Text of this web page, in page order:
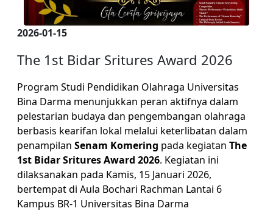
2026-01-15
The 1st Bidar Sritures Award 2026
Program Studi Pendidikan Olahraga Universitas
Bina Darma menunjukkan peran aktifnya dalam
pelestarian budaya dan pengembangan olahraga
berbasis kearifan lokal melalui keterlibatan dalam
penampilan Senam Komering pada kegiatan The
1st Bidar Sritures Award 2026. Kegiatan ini
dilaksanakan pada Kamis, 15 Januari 2026,
bertempat di Aula Bochari Rachman Lantai 6
Kampus BR-1 Universitas Bina Darma